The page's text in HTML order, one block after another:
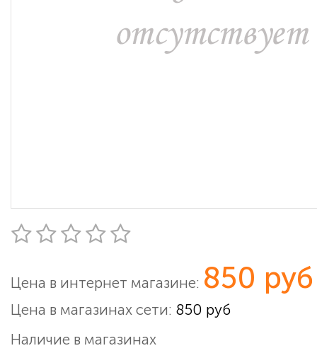
Цена в интернет магазине: 850 руб
Цена в магазинах сети: 850 руб
Наличие в магазинах